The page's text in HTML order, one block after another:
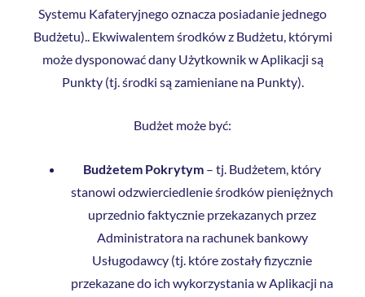
Systemu Kafateryjnego oznacza posiadanie jednego
Budżetu).. Ekwiwalentem środków z Budżetu, którymi
może dysponować dany Użytkownik w Aplikacji są
Punkty (tj. środki są zamieniane na Punkty).
Budżet może być:
Budżetem Pokrytym – tj. Budżetem, który
stanowi odzwierciedlenie środków pieniężnych
uprzednio faktycznie przekazanych przez
Administratora na rachunek bankowy
Usługodawcy (tj. które zostały fizycznie
przekazane do ich wykorzystania w Aplikacji na